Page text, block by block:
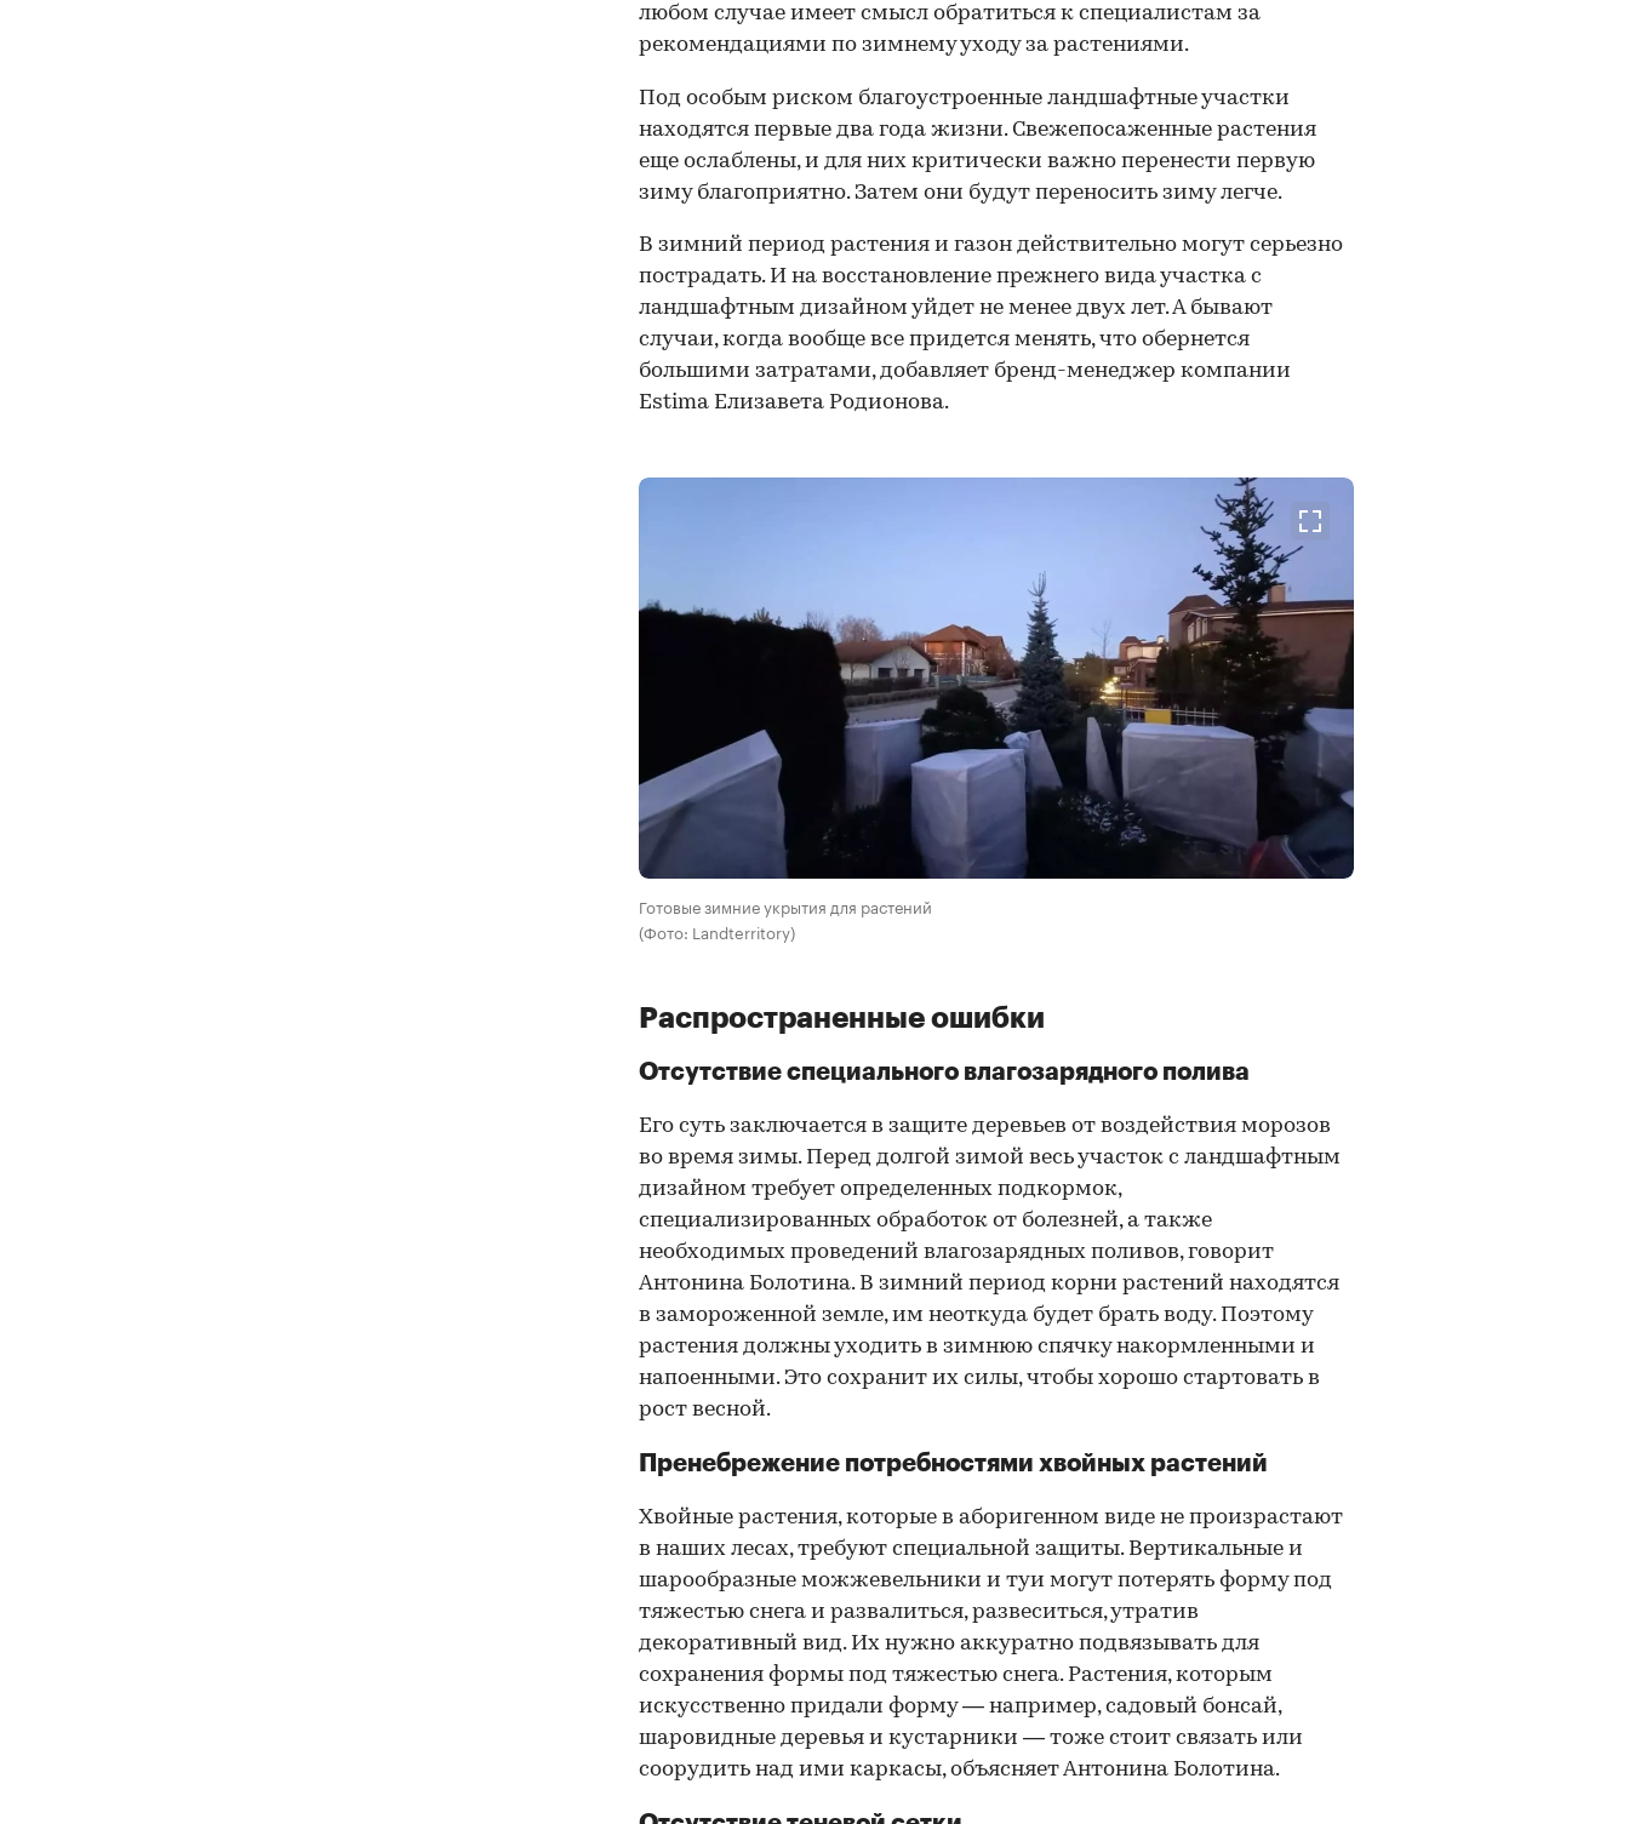
любом случае имеет смысл обратиться к специалистам за
рекомендациями по зимнему уходу за растениями.
Под особым риском благоустроенные ландшафтные участки
находятся первые два года жизни. Свежепосаженные растения
еще ослаблены, и для них критически важно перенести первую
зиму благоприятно. Затем они будут переносить зиму легче.
В зимний период растения и газон действительно могут серьезно
пострадать. И на восстановление прежнего вида участка с
ландшафтным дизайном уйдет не менее двух лет. А бывают
случаи, когда вообще все придется менять, что обернется
большими затратами, добавляет бренд-менеджер компании
Estima Елизавета Родионова.
Готовые зимние укрытия для растений
(Фото: Landterritory)
Распространенные ошибки
Отсутствие специального влагозарядного полива
Его суть заключается в защите деревьев от воздействия морозов
во время зимы. Перед долгой зимой весь участок с ландшафтным
дизайном требует определенных подкормок,
специализированных обработок от болезней, а также
необходимых проведений влагозарядных поливов, говорит
Антонина Болотина. В зимний период корни растений находятся
в замороженной земле, им неоткуда будет брать воду. Поэтому
растения должны уходить в зимнюю спячку накормленными и
напоенными. Это сохранит их силы, чтобы хорошо стартовать в
рост весной.
Пренебрежение потребностями хвойных растений
Хвойные растения, которые в аборигенном виде не произрастают
в наших лесах, требуют специальной защиты. Вертикальные и
шарообразные можжевельники и туи могут потерять форму под
тяжестью снега и развалиться, развеситься, утратив
декоративный вид. Их нужно аккуратно подвязывать для
сохранения формы под тяжестью снега. Растения, которым
искусственно придали форму — например, садовый бонсай,
шаровидные деревья и кустарники — тоже стоит связать или
соорудить над ими каркасы, объясняет Антонина Болотина.